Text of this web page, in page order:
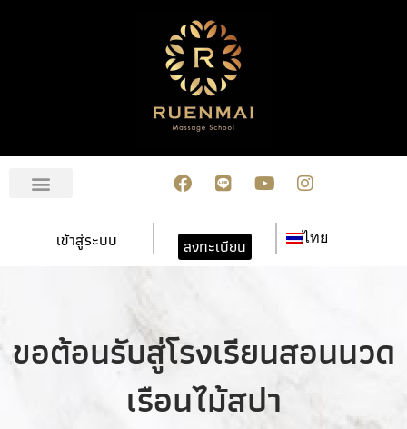
เข้าสู่ระบบ ลงทะเบียน ไทย
ขอต้อนรับสู่โรงเรียนสอนนวด
เรือนไม้สปา